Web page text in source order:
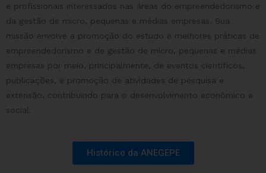
e profissionais interessados nas áreas do empreendedorismo e
da gestão de micro, pequenas e médias empresas. Sua
missão envolve a promoção do estudo e melhores práticas de
empreendedorismo e de gestão de micro, pequenas e médias
empresas por meio, principalmente, de eventos científicos,
publicações, e promoção de atividades de pesquisa e
extensão, contribuindo para o desenvolvimento econômico e
social.
Histórico da ANEGEPE